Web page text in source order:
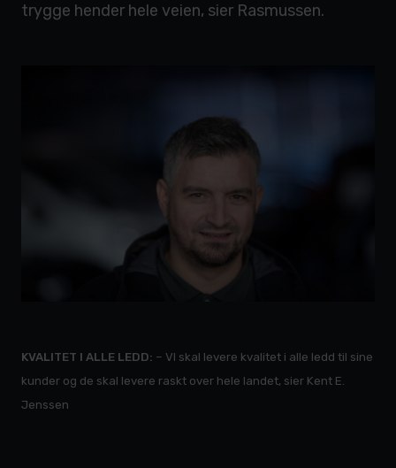
trygge hender hele veien, sier Rasmussen.
KVALITET I ALLE LEDD: – VI skal levere kvalitet i alle ledd til sine
kunder og de skal levere raskt over hele landet, sier Kent E.
Jenssen